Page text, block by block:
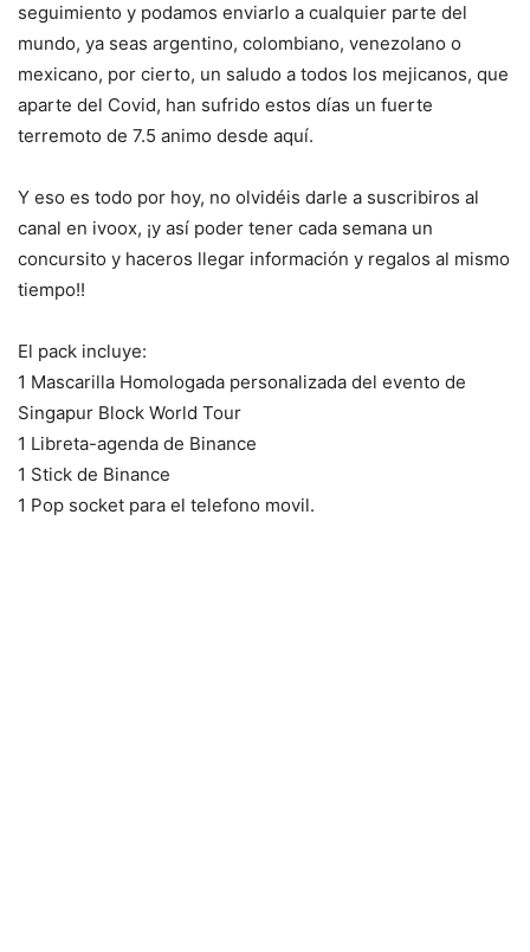
seguimiento y podamos enviarlo a cualquier parte del
mundo, ya seas argentino, colombiano, venezolano o
mexicano, por cierto, un saludo a todos los mejicanos, que
aparte del Covid, han sufrido estos días un fuerte
terremoto de 7.5 animo desde aquí.
Y eso es todo por hoy, no olvidéis darle a suscribiros al
canal en ivoox, ¡y así poder tener cada semana un
concursito y haceros llegar información y regalos al mismo
tiempo!!
El pack incluye:
1 Mascarilla Homologada personalizada del evento de
Singapur Block World Tour
1 Libreta-agenda de Binance
1 Stick de Binance
1 Pop socket para el telefono movil.